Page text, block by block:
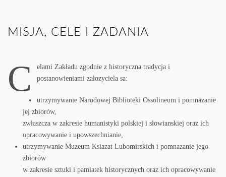
MISJA, CELE I ZADANIA
C
elami Zakładu zgodnie z historyczna tradycja i
postanowieniami załozyciela sa:
utrzymywanie Narodowej Biblioteki Ossolineum i pomnazanie
jej zbiorów,
zwłaszcza w zakresie humanistyki polskiej i słowianskiej oraz ich
opracowywanie i upowszechnianie,
utrzymywanie Muzeum Ksiazat Lubomirskich i pomnazanie jego
zbiorów
w zakresie sztuki i pamiatek historycznych oraz ich opracowywanie